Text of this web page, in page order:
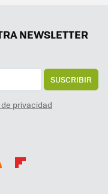
NEWSLETTER
SUSCRIBIR
privacidad